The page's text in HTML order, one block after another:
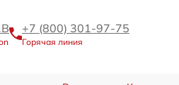
+7 (800) 301-97-75
Горячая линия